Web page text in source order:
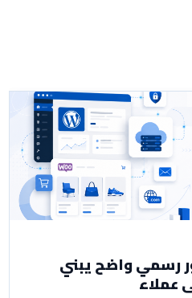
رسمي واضح يبني
عملاء